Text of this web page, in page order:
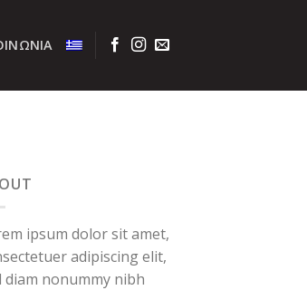
ipsum dolor sit amet,
adipiscing elit,
diam nonummy nibh